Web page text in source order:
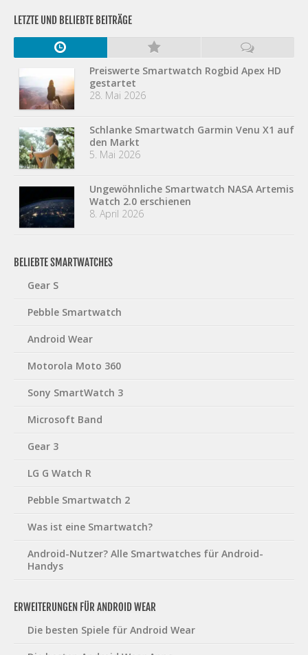
LETZTE UND BELIEBTE BEITRÄGE
Preiswerte Smartwatch Rogbid Apex HD
gestartet
28. Mai 2026
Schlanke Smartwatch Garmin Venu X1 auf
den Markt
5. Mai 2026
Ungewöhnliche Smartwatch NASA Artemis
Watch 2.0 erschienen
8. April 2026
BELIEBTE SMARTWATCHES
Gear S
Pebble Smartwatch
Android Wear
Motorola Moto 360
Sony SmartWatch 3
Microsoft Band
Gear 3
LG G Watch R
Pebble Smartwatch 2
Was ist eine Smartwatch?
Android-Nutzer? Alle Smartwatches für Android-
Handys
ERWEITERUNGEN FÜR ANDROID WEAR
Die besten Spiele für Android Wear